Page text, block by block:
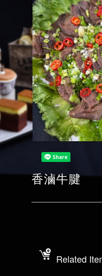
香滷牛腱
Related